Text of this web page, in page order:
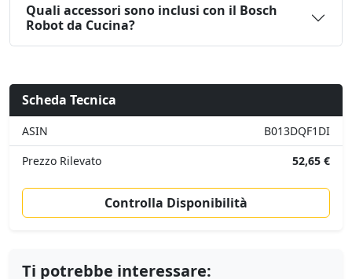
Quali accessori sono inclusi con il Bosch
Robot da Cucina?
Scheda Tecnica
ASIN
B013DQF1DI
Prezzo Rilevato
52,65 €
Controlla Disponibilità
Ti potrebbe interessare: